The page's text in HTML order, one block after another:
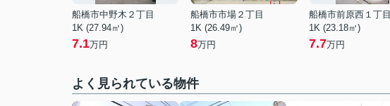
船橋市中野木２丁目
1K (27.94㎡)
7.1万円
船橋市市場２丁目
1K (26.49㎡)
8万円
船橋市前原西１丁目
1K (23.18㎡)
7.7万円
よく見られている物件